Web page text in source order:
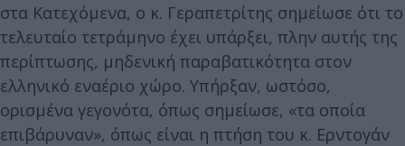
στα Κατεχόμενα, ο κ. Γεραπετρίτης σημείωσε ότι το
τελευταίο τετράμηνο έχει υπάρξει, πλην αυτής της
περίπτωσης, μηδενική παραβατικότητα στον
ελληνικό εναέριο χώρο. Υπήρξαν, ωστόσο,
ορισμένα γεγονότα, όπως σημείωσε, «τα οποία
επιβάρυναν», όπως είναι η πτήση του κ. Ερντογάν